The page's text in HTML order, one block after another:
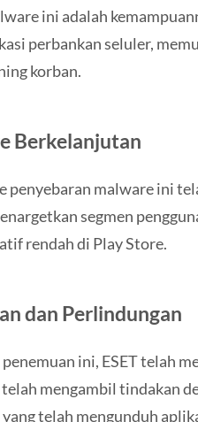
ini adalah
perbankan seluler,
korban.
Berkelanjutan
penyebaran malware ini
segmen
rendah di Play Store.
dan Perlindungan
ini, ESET telah
mengambil tindakan
telah mengunduh